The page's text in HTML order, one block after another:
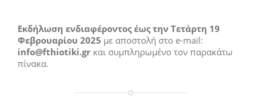
Εκδήλωση ενδιαφέροντος έως την Τετάρτη 19
Φεβρουαρίου 2025 με αποστολή στο e-mail:
info@fthiotiki.gr και συμπληρωμένο τον παρακάτω
πίνακα.